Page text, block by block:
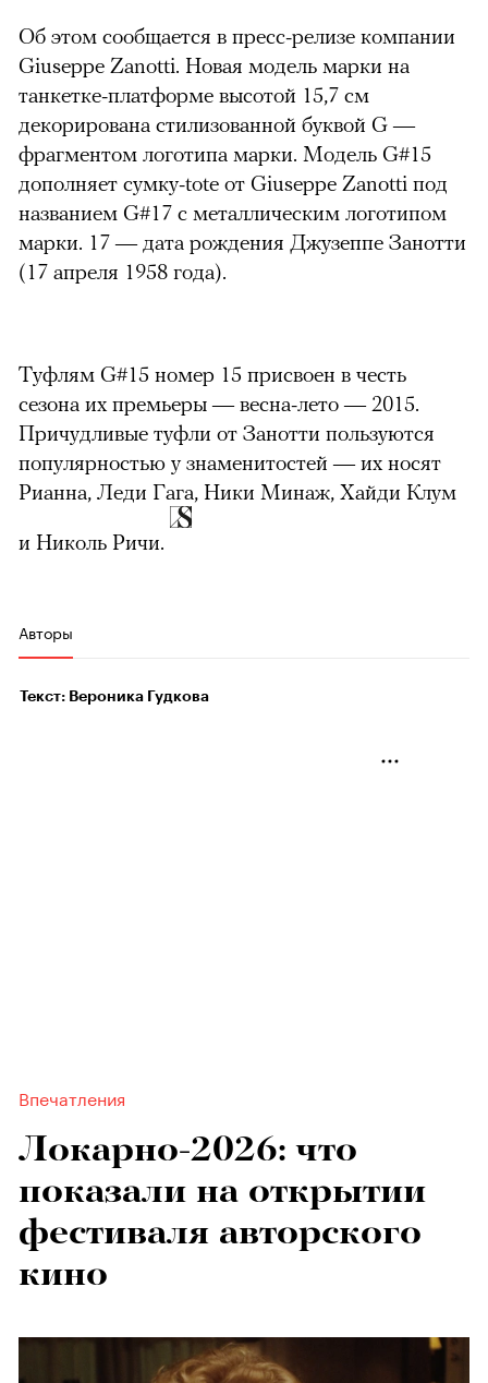
Об этом сообщается в пресс-релизе компании
Giuseppe Zanotti. Новая модель марки на
танкетке-платформе высотой 15,7 см
декорирована стилизованной буквой G —
фрагментом логотипа марки. Модель G#15
дополняет сумку-tote от Giuseppe Zanotti под
названием G#17 с металлическим логотипом
марки. 17 — дата рождения Джузеппе Занотти
(17 апреля 1958 года).
Туфлям G#15 номер 15 присвоен в честь
сезона их премьеры — весна-лето — 2015.
Причудливые туфли от Занотти пользуются
популярностью у знаменитостей — их носят
Рианна, Леди Гага, Ники Минаж, Хайди Клум
и Николь Ричи.
Авторы
Текст: Вероника Гудкова
Впечатления
Локарно-2026: что
показали на открытии
фестиваля авторского
кино